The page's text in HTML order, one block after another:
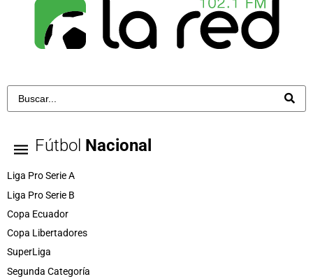
Fútbol Nacional
Liga Pro Serie A
Liga Pro Serie B
Copa Ecuador
Copa Libertadores
SuperLiga
Segunda Categoría